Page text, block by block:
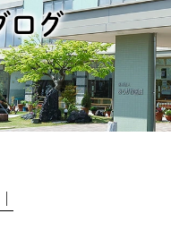
ログ